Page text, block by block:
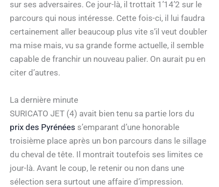
sur ses adversaires. Ce jour-là, il trottait 1’14’2 sur le
parcours qui nous intéresse. Cette fois-ci, il lui faudra
certainement aller beaucoup plus vite s’il veut doubler
ma mise mais, vu sa grande forme actuelle, il semble
capable de franchir un nouveau palier. On aurait pu en
citer d’autres.
La dernière minute
SURICATO JET (4) avait bien tenu sa partie lors du
prix des Pyrénées s’emparant d’une honorable
troisième place après un bon parcours dans le sillage
du cheval de tête. Il montrait toutefois ses limites ce
jour-là. Avant le coup, le retenir ou non dans une
sélection sera surtout une affaire d’impression.